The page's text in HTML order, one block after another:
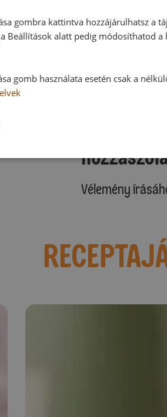
Vélemény
gombra kattintva hozzájárulhatsz a
Beállítások alatt pedig módosíthatod
gomb használata esetén csak a